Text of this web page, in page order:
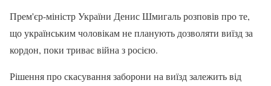
Прем'єр-міністр України Денис Шмигаль розповів про те,
що українським чоловікам не планують дозволяти виїзд за
кордон, поки триває війна з росією.
Рішення про скасування заборони на виїзд залежить від